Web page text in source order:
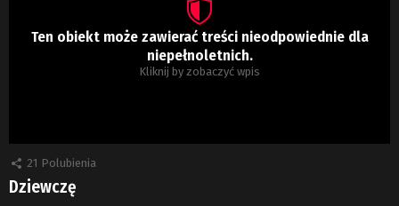
Ten obiekt może zawierać treści nieodpowiednie dla
niepełnoletnich.
Kliknij by zobaczyć wpis
21 Polubienia
Dziewczę